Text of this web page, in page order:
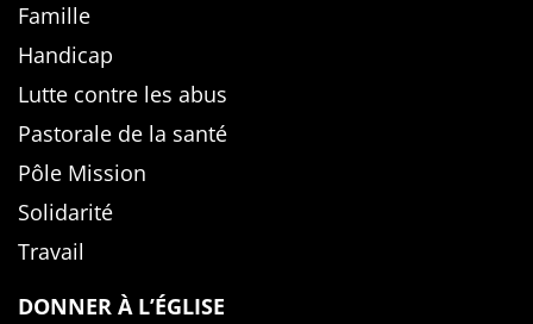
Famille
Handicap
Lutte contre les abus
Pastorale de la santé
Pôle Mission
Solidarité
Travail
DONNER À L’ÉGLISE